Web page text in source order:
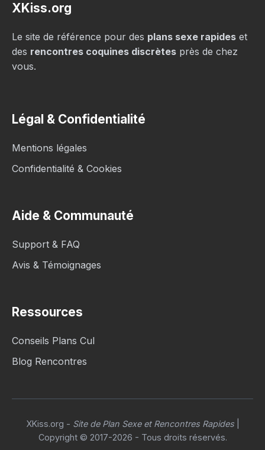
XKiss.org
Le site de référence pour des plans sexe rapides et
des rencontres coquines discrètes près de chez
vous.
Légal & Confidentialité
Mentions légales
Confidentialité & Cookies
Aide & Communauté
Support & FAQ
Avis & Témoignages
Ressources
Conseils Plans Cul
Blog Rencontres
XKiss.org - Site de Plan Sexe et Rencontres Rapides|
Copyright © 2017-2026 - Tous droits réservés.